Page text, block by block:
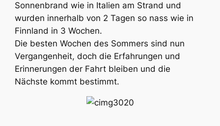
Sonnenbrand wie in Italien am Strand und
wurden innerhalb von 2 Tagen so nass wie in
Finnland in 3 Wochen.
Die besten Wochen des Sommers sind nun
Vergangenheit, doch die Erfahrungen und
Erinnerungen der Fahrt bleiben und die
Nächste kommt bestimmt.